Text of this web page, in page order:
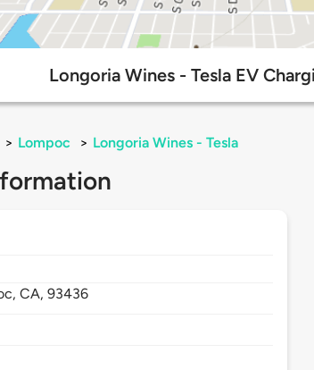
Longoria Wines - Tesla EV
> Lompoc > Longoria Wines - Tesla
CA,93436